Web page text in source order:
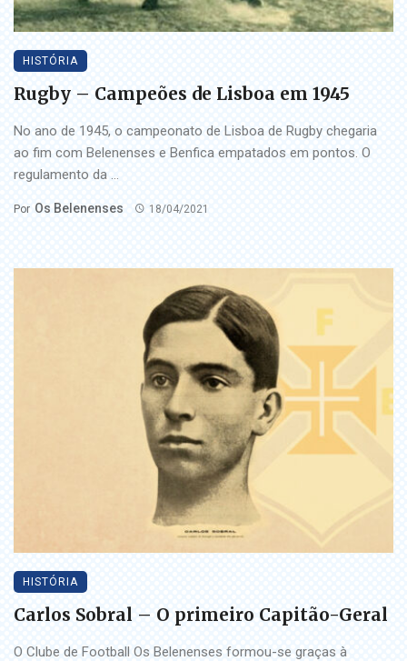
HISTÓRIA
Rugby – Campeões de Lisboa em 1945
No ano de 1945, o campeonato de Lisboa de Rugby chegaria
ao fim com Belenenses e Benfica empatados em pontos. O
regulamento da ...
Por Os Belenenses 18/04/2021
HISTÓRIA
Carlos Sobral – O primeiro Capitão-Geral
O Clube de Football Os Belenenses formou-se graças à